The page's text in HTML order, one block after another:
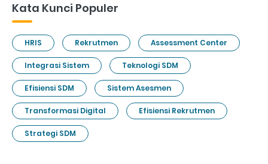
Kata Kunci Populer
HRIS Rekrutmen Assessment Center
Integrasi Sistem Teknologi SDM
Efisiensi SDM Sistem Asesmen
Transformasi Digital Efisiensi Rekrutmen
Strategi SDM